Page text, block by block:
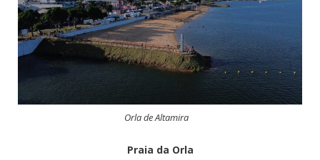
Orla de Altamira
Praia da Orla